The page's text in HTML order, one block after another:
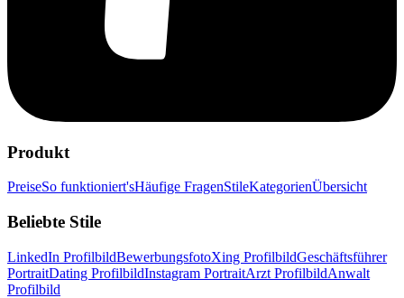
Produkt
PreiseSo funktioniert'sHäufige FragenStileKategorienÜbersicht
Beliebte Stile
LinkedIn ProfilbildBewerbungsfotoXing ProfilbildGeschäftsführer
PortraitDating ProfilbildInstagram PortraitArzt ProfilbildAnwalt
Profilbild